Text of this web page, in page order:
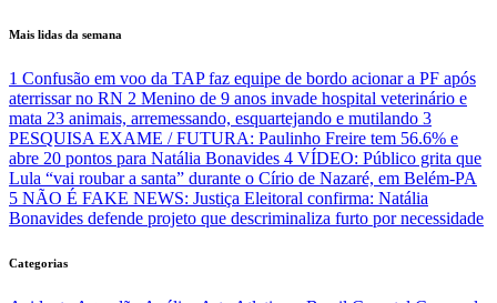
Mais lidas da semana
1 Confusão em voo da TAP faz equipe de bordo acionar a PF após
aterrissar no RN 2 Menino de 9 anos invade hospital veterinário e
mata 23 animais, arremessando, esquartejando e mutilando 3
PESQUISA EXAME / FUTURA: Paulinho Freire tem 56.6% e
abre 20 pontos para Natália Bonavides 4 VÍDEO: Público grita que
Lula “vai roubar a santa” durante o Círio de Nazaré, em Belém-PA
5 NÃO É FAKE NEWS: Justiça Eleitoral confirma: Natália
Bonavides defende projeto que descriminaliza furto por necessidade
Categorias